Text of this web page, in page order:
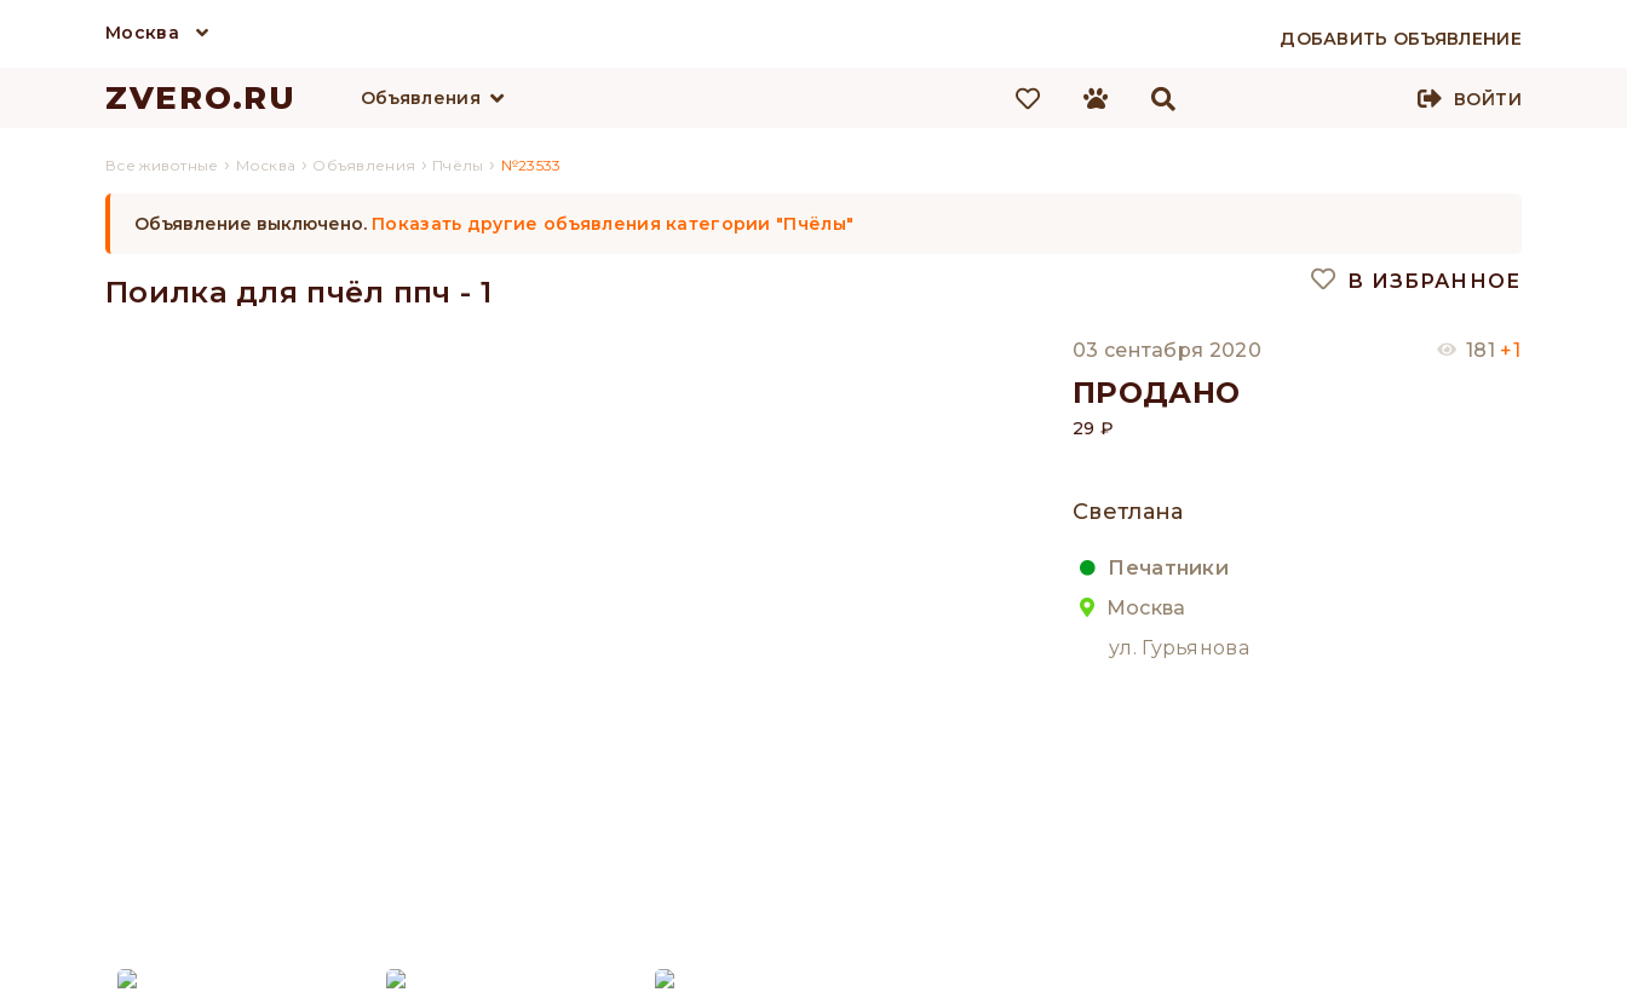
Москва ДОБАВИТЬ ОБЪЯВЛЕНИЕ
ZVERO.RU Объявления ВОЙТИ
Все животные › Москва › Объявления › Пчёлы › №23533
Объявление выключено. Показать другие объявления категории "Пчёлы"
Поилка для пчёл ппч - 1 В ИЗБРАННОЕ
03 сентабря 2020 181 +1
ПРОДАНО
29 ₽
Светлана
Печатники
Москва
ул. Гурьянова